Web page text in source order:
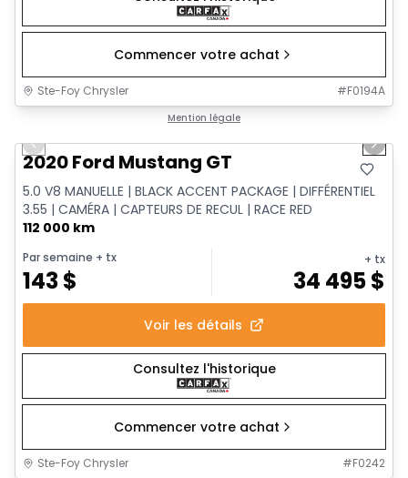
Commencer votre achat
Ste-Foy Chrysler #F0194A
Mention légale
Previous slide Next
2020 Ford Mustang GT
5.0 V8 MANUELLE | BLACK ACCENT PACKAGE | DIFFÉRENTIEL
3.55 | CAMÉRA | CAPTEURS DE RECUL | RACE RED
112 000 km
Par semaine + tx
143$
+ tx
34 495$
Voir les détails
Consultez l'historique
Commencer votre achat
Ste-Foy Chrysler #F0242